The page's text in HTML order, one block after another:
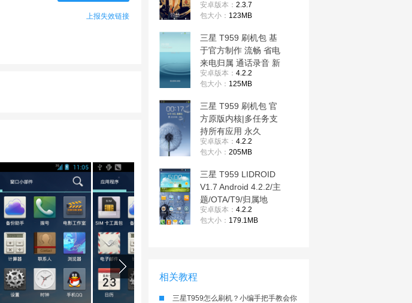
上报失效链接
100%省电
安卓版本： 2.3.7
包大小： 123MB
三星 T959 刷机包 基
于官方制作 流畅 省电
来电归属 通话录音 新
体验不一样的感觉
安卓版本： 4.2.2
包大小： 125MB
三星 T959 刷机包 官
方原版内核|多任务支
持所有应用 永久
ROOT 要的来啊！
安卓版本： 4.2.2
包大小： 205MB
三星 T959 LIDROID
V1.7 Android 4.2.2/主
题/OTA/T9/归属地
安卓版本： 4.2.2
包大小： 179.1MB
相关教程
三星T959怎么刷机？小编手把手教会你